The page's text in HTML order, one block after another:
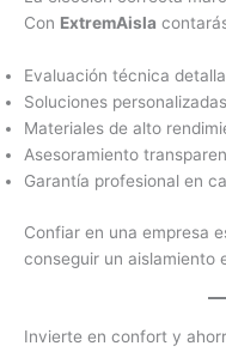
Con ExtremAisla
Evaluación técnica
Soluciones personalizadas
Materiales de alto
Asesoramiento
Garantía profesional en
Confiar en una empresa
conseguir un aislamiento
Invierte en confort y